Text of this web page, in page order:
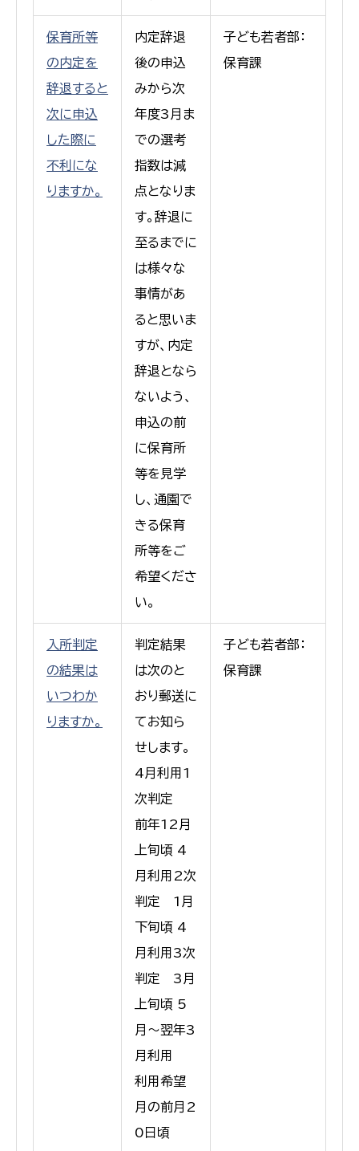
保育所等
の内定を
辞退すると
次に申込
した際に
不利にな
りますか。
内定辞退
後の申込
みから次
年度3月ま
での選考
指数は減
点となりま
す。辞退に
至るまでに
は様々な
事情があ
ると思いま
すが、内定
辞退となら
ないよう、
申込の前
に保育所
等を見学
し、通園で
きる保育
所等をご
希望くださ
い。
子ども若者部：
保育課
入所判定
の結果は
いつわか
りますか。
判定結果
は次のと
おり郵送に
てお知ら
せします。
4月利用1
次判定
前年12月
上旬頃 4
月利用2次
判定 1月
下旬頃 4
月利用3次
判定 3月
上旬頃 5
月〜翌年3
月利用
利用希望
月の前月2
0日頃
子ども若者部：
保育課